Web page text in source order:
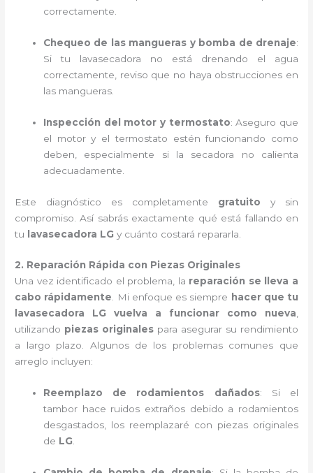
correctamente.
Chequeo de las mangueras y bomba de drenaje:
Si tu lavasecadora no está drenando el agua
correctamente, reviso que no haya obstrucciones en
las mangueras.
Inspección del motor y termostato: Aseguro que
el motor y el termostato estén funcionando como
deben, especialmente si la secadora no calienta
adecuadamente.
Este diagnóstico es completamente gratuito y sin
compromiso. Así sabrás exactamente qué está fallando en
tu lavasecadora LG y cuánto costará repararla.
2. Reparación Rápida con Piezas Originales
Una vez identificado el problema, la reparación se lleva a
cabo rápidamente. Mi enfoque es siempre hacer que tu
lavasecadora LG vuelva a funcionar como nueva,
utilizando piezas originales para asegurar su rendimiento
a largo plazo. Algunos de los problemas comunes que
arreglo incluyen:
Reemplazo de rodamientos dañados: Si el
tambor hace ruidos extraños debido a rodamientos
desgastados, los reemplazaré con piezas originales
de LG.